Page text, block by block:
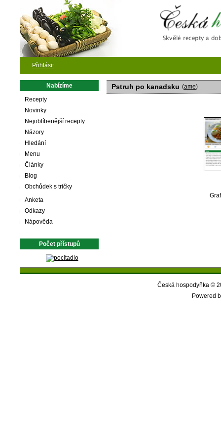
Přihlásit
Nabízíme
Recepty
Novinky
Nejoblíbenější recepty
Názory
Hledání
Menu
Články
Blog
Obchůdek s tričky
Anketa
Odkazy
Nápověda
Počet přístupů
Pstruh po kanadsku (ame)
Česká hospodyňka ©
Powered